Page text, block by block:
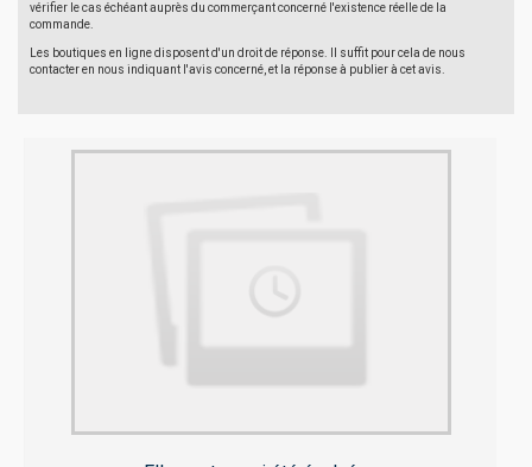
vérifier le cas échéant auprès du commerçant concerné l'existence réelle de la
commande.
Les boutiques en ligne disposent d'un droit de réponse. Il suffit pour cela de nous
contacter en nous indiquant l'avis concerné, et la réponse à publier à cet avis.